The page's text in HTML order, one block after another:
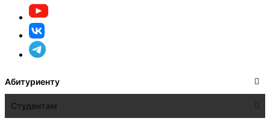
Абитуриенту
Студентам